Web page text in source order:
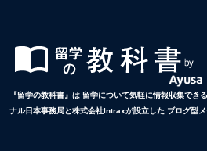
『留学の教科書』は 留学について気軽に情報収集でき
ナル日本事務局と株式会社Intraxが設立した ブログ型メ